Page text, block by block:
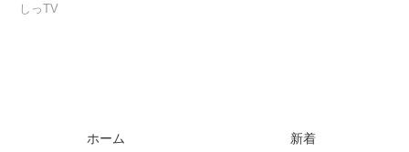
しっTV
ホーム 新着